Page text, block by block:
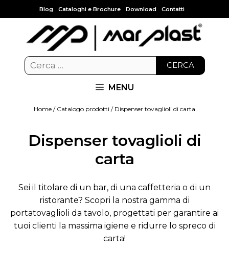
Blog Cataloghi e Brochure Download Contatti
CERCA
MENU
Home / Catalogo prodotti / Dispenser tovaglioli di carta
Dispenser tovaglioli di
carta
Sei il titolare di un bar, di una caffetteria o di un
ristorante? Scopri la nostra gamma di
portatovaglioli da tavolo, progettati per garantire ai
tuoi clienti la massima igiene e ridurre lo spreco di
carta!